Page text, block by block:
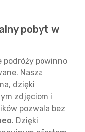
pobyt w
podróży powinno
Nasza
dzięki
zdjęciom i
pozwala bez
. Dzięki